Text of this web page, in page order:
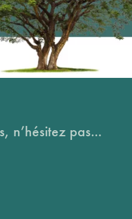
n’hésitez pas...